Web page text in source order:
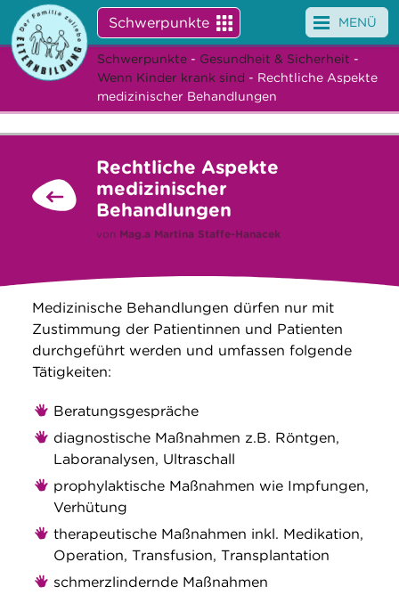
Schwerpunkte
Angebote
Veranstaltungen
Service
Suche
MENÜ
Schwerpunkte - Gesundheit & Sicherheit -
Wenn Kinder krank sind - Rechtliche Aspekte
medizinischer Behandlungen
Rechtliche Aspekte
medizinischer
Behandlungen
von Mag.a Martina Staffe-Hanacek
Medizinische Behandlungen dürfen nur mit
Zustimmung der Patientinnen und Patienten
durchgeführt werden und umfassen folgende
Tätigkeiten:
Beratungsgespräche
diagnostische Maßnahmen z.B. Röntgen,
Laboranalysen, Ultraschall
prophylaktische Maßnahmen wie Impfungen,
Verhütung
therapeutische Maßnahmen inkl. Medikation,
Operation, Transfusion, Transplantation
schmerzlindernde Maßnahmen